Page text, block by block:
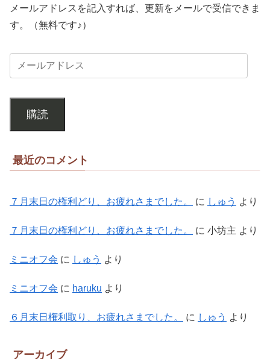
メールアドレスを記入すれば、更新をメールで受信できま
す。（無料です♪）
購読
最近のコメント
７月末日の権利どり、お疲れさまでした。 に しゅう より
７月末日の権利どり、お疲れさまでした。 に 小坊主 より
ミニオフ会 に しゅう より
ミニオフ会 に haruku より
６月末日権利取り、お疲れさまでした。 に しゅう より
アーカイブ